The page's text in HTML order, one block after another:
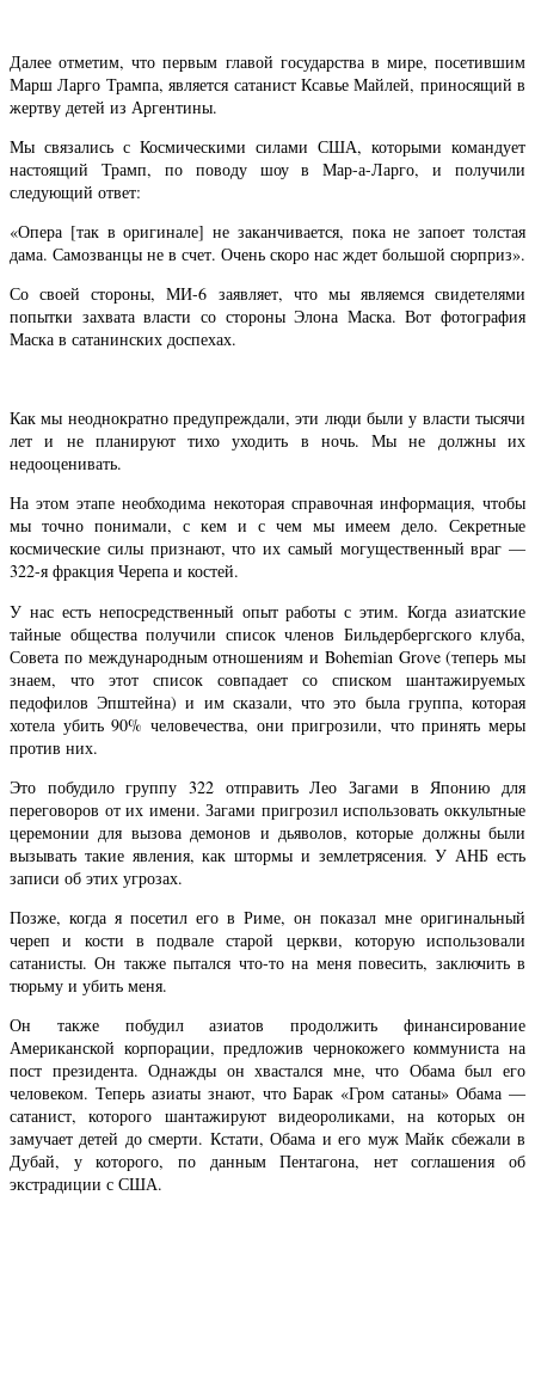
Далее отметим, что первым главой государства в мире, посетившим
Марш Ларго Трампа, является сатанист Ксавье Майлей, приносящий в
жертву детей из Аргентины.
Мы связались с Космическими силами США, которыми командует
настоящий Трамп, по поводу шоу в Мар-а-Ларго, и получили
следующий ответ:
«Опера [так в оригинале] не заканчивается, пока не запоет толстая
дама. Самозванцы не в счет. Очень скоро нас ждет большой сюрприз».
Со своей стороны, МИ-6 заявляет, что мы являемся свидетелями
попытки захвата власти со стороны Элона Маска. Вот фотография
Маска в сатанинских доспехах.
Как мы неоднократно предупреждали, эти люди были у власти тысячи
лет и не планируют тихо уходить в ночь. Мы не должны их
недооценивать.
На этом этапе необходима некоторая справочная информация, чтобы
мы точно понимали, с кем и с чем мы имеем дело. Секретные
космические силы признают, что их самый могущественный враг —
322-я фракция Черепа и костей.
У нас есть непосредственный опыт работы с этим. Когда азиатские
тайные общества получили список членов Бильдербергского клуба,
Совета по международным отношениям и Bohemian Grove (теперь мы
знаем, что этот список совпадает со списком шантажируемых
педофилов Эпштейна) и им сказали, что это была группа, которая
хотела убить 90% человечества, они пригрозили, что принять меры
против них.
Это побудило группу 322 отправить Лео Загами в Японию для
переговоров от их имени. Загами пригрозил использовать оккультные
церемонии для вызова демонов и дьяволов, которые должны были
вызывать такие явления, как штормы и землетрясения. У АНБ есть
записи об этих угрозах.
Позже, когда я посетил его в Риме, он показал мне оригинальный
череп и кости в подвале старой церкви, которую использовали
сатанисты. Он также пытался что-то на меня повесить, заключить в
тюрьму и убить меня.
Он также побудил азиатов продолжить финансирование
Американской корпорации, предложив чернокожего коммуниста на
пост президента. Однажды он хвастался мне, что Обама был его
человеком. Теперь азиаты знают, что Барак «Гром сатаны» Обама —
сатанист, которого шантажируют видеороликами, на которых он
замучает детей до смерти. Кстати, Обама и его муж Майк сбежали в
Дубай, у которого, по данным Пентагона, нет соглашения об
экстрадиции с США.